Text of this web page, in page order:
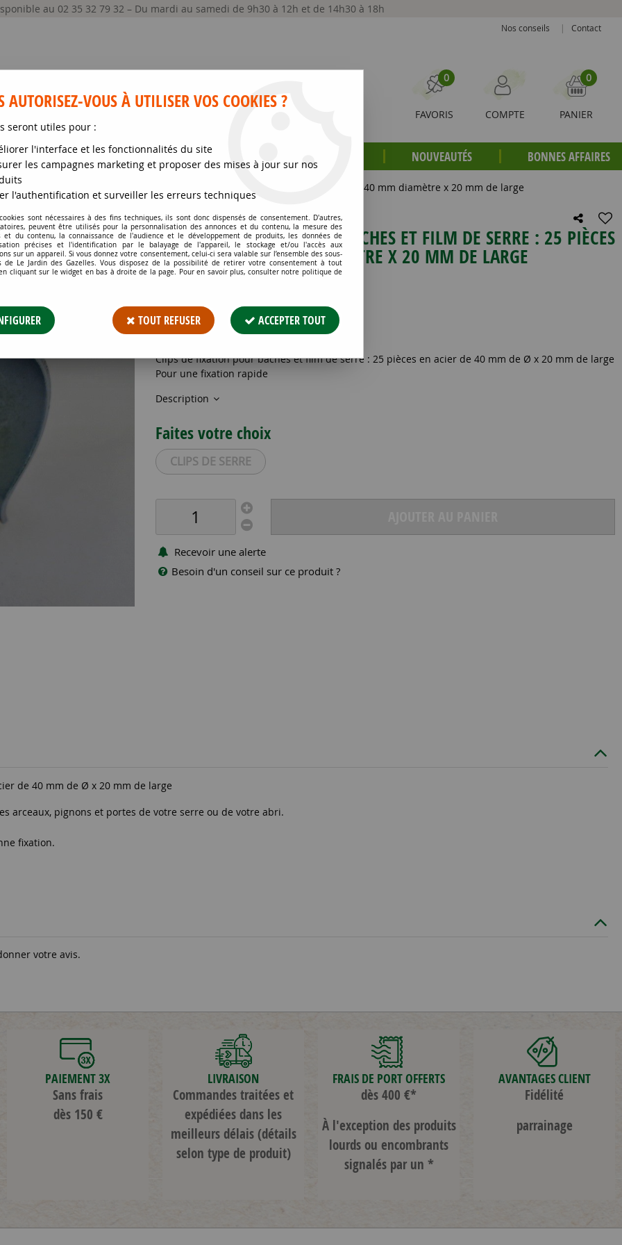
au 02 35 32 79 32 – Du mardi au samedi de 9h30 à 12h et de 14h30 à 18h
Nos conseils | Contact
0
FAVORIS COMPTE
0
PANIER
GRAINES ET SEMENCES MATÉRIELS NOUVEAUTÉS BONNES AFFAIRES
serre Clips de fixation pour bâches et film de serre : 25 pièces en acier de 40 mm diamètre x 20 mm de large
CLIPS DE FIXATION POUR BÂCHES ET FILM DE SERRE : 25 PIÈCES
EN ACIER DE 40 MM DIAMÈTRE X 20 MM DE LARGE
Soyez le premier à donner votre avis !
12,49€ TTC
Clips de fixation pour bâches et film de serre : 25 pièces en acier de 40 mm de Ø x 20 mm de large
Pour une fixation rapide
Description
Faites votre choix
CLIPS DE SERRE
Recevoir une alerte
Besoin d'un conseil sur ce produit ?
de 40 mm de Ø x 20 mm de large
arceaux, pignons et portes de votre serre ou de votre abri.
fixation.
votre avis.
PAIEMENT 3X
Sans frais
dès 150 €
LIVRAISON
Commandes traitées et
expédiées dans les
meilleurs délais(détails
selon type de produit)
FRAIS DE PORT OFFERTS
dès 400 €*
À l'exception des produits
lourds ou encombrants
signalés par un *
AVANTAGES CLIENT
Fidélité
parrainage
AUTORISEZ-VOUS À UTILISER VOS COOKIES ?
seront utiles pour :
l'interface et les fonctionnalités du site
les campagnes marketing et proposer des mises à jour sur nos
l'authentification et surveiller les erreurs techniques
sont nécessaires à des fins techniques, ils sont donc dispensés de consentement. D'autres,
peuvent être utilisés pour la personnalisation des annonces et du contenu, la mesure des
et du contenu, la connaissance de l'audience et le développement de produits, les données de
précises et l'identification par le balayage de l'appareil, le stockage et/ou l'accès aux
sur un appareil. Si vous donnez votre consentement, celui-ci sera valable sur l’ensemble des sous-
de Le Jardin des Gazelles. Vous disposez de la possibilité de retirer votre consentement à tout
cliquant sur le widget en bas à droite de la page. Pour en savoir plus, consulter notre politique de
TOUT REFUSER ACCEPTER TOUT